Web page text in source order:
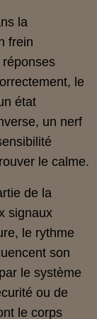
la
frein
réponses
le
état
un nerf
le calme.
de la
signaux
le rythme
son
le système
ou de
le corps